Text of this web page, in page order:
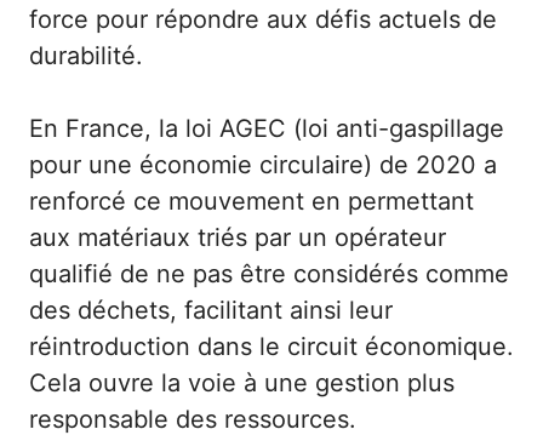
force pour répondre aux défis actuels de
durabilité.
En France, la loi AGEC (loi anti-gaspillage
pour une économie circulaire) de 2020 a
renforcé ce mouvement en permettant
aux matériaux triés par un opérateur
qualifié de ne pas être considérés comme
des déchets, facilitant ainsi leur
réintroduction dans le circuit économique.
Cela ouvre la voie à une gestion plus
responsable des ressources.